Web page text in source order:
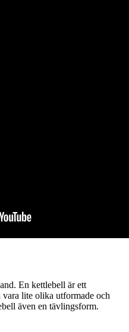
En kettlebell är ett
lite olika utformade och
även en tävlingsform.